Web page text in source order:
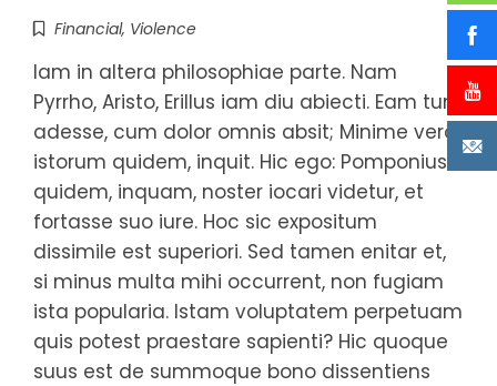
Financial, Violence
Iam in altera philosophiae parte. Nam
Pyrrho, Aristo, Erillus iam diu abiecti. Eam tum
adesse, cum dolor omnis absit; Minime vero
istorum quidem, inquit. Hic ego: Pomponius
quidem, inquam, noster iocari videtur, et
fortasse suo iure. Hoc sic expositum
dissimile est superiori. Sed tamen enitar et,
si minus multa mihi occurrent, non fugiam
ista popularia. Istam voluptatem perpetuam
quis potest praestare sapienti? Hic quoque
suus est de summoque bono dissentiens